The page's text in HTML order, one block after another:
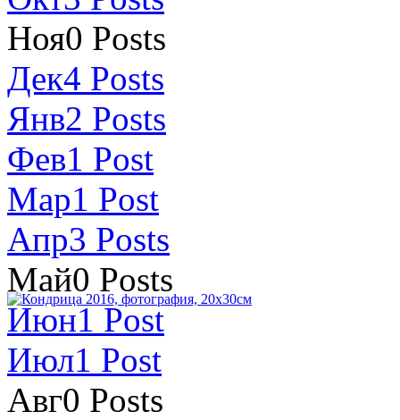
Ноя0 Posts
Дек4 Posts
Янв2 Posts
Фев1 Post
Мар1 Post
Апр3 Posts
Май0 Posts
Июн1 Post
Июл1 Post
Авг0 Posts